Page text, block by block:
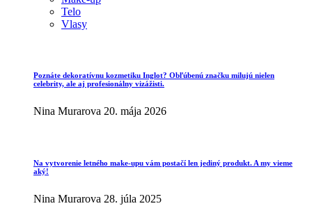
Telo
Vlasy
Poznáte dekoratívnu kozmetiku Inglot? Obľúbenú značku milujú nielen
celebrity, ale aj profesionálny vizážisti.
Nina Murarova 20. mája 2026
Na vytvorenie letného make-upu vám postačí len jediný produkt. A my vieme
aký!
Nina Murarova 28. júla 2025